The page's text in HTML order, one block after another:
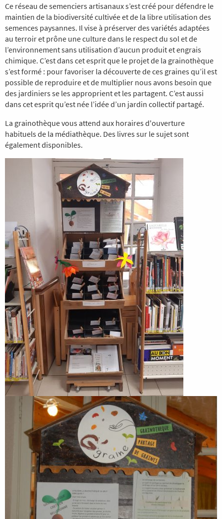
Ce réseau de semenciers artisanaux s’est créé pour défendre le
maintien de la biodiversité cultivée et de la libre utilisation des
semences paysannes. Il vise à préserver des variétés adaptées
au terroir et prône une culture dans le respect du sol et de
l’environnement sans utilisation d’aucun produit et engrais
chimique. C’est dans cet esprit que le projet de la grainothèque
s’est formé : pour favoriser la découverte de ces graines qu’il est
possible de reproduire et de multiplier nous avons besoin que
des jardiniers se les approprient et les partagent. C’est aussi
dans cet esprit qu’est née l’idée d’un jardin collectif partagé.
La grainothèque vous attend aux horaires d'ouverture
habituels de la médiathèque. Des livres sur le sujet sont
également disponibles.